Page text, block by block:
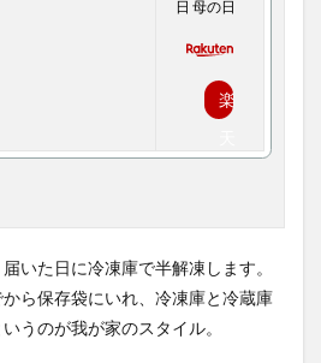
日 母の日
楽
いた日に冷凍庫で半解凍します。
ら保存袋にいれ、冷凍庫と冷蔵庫
うのが我が家のスタイル。